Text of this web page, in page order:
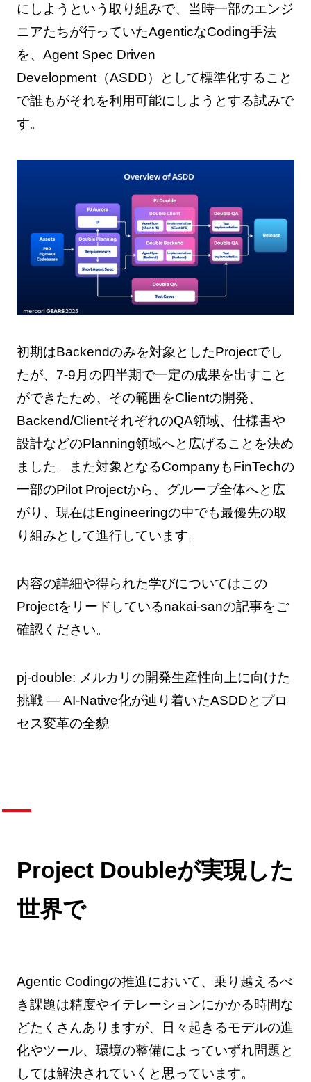
にしようという取り組みで、当時一部のエンジ
ニアたちが行っていたAgenticなCoding手法
を、Agent Spec Driven
Development（ASDD）として標準化すること
で誰もがそれを利用可能にしようとする試みで
す。
初期はBackendのみを対象としたProjectでし
たが、7-9月の四半期で一定の成果を出すこと
ができたため、その範囲をClientの開発、
Backend/ClientそれぞれのQA領域、仕様書や
設計などのPlanning領域へと広げることを決め
ました。また対象となるCompanyもFinTechの
一部のPilot Projectから、グループ全体へと広
がり、現在はEngineeringの中でも最優先の取
り組みとして進行しています。
内容の詳細や得られた学びについてはこの
Projectをリードしているnakai-sanの記事をご
確認ください。
pj-double: メルカリの開発生産性向上に向けた
挑戦 — AI-Native化が辿り着いたASDDとプロ
セス変革の全貌
Project Doubleが実現した
世界で
Agentic Codingの推進において、乗り越えるべ
き課題は精度やイテレーションにかかる時間な
どたくさんありますが、日々起きるモデルの進
化やツール、環境の整備によっていずれ問題と
しては解決されていくと思っています。